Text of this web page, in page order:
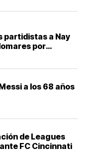
partidistas a Nay
por
a los 68 años
de Leagues
FC Cincinnati